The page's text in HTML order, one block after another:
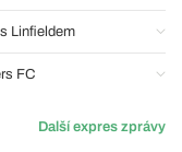
Linfieldem
FC
Další expres zprávy